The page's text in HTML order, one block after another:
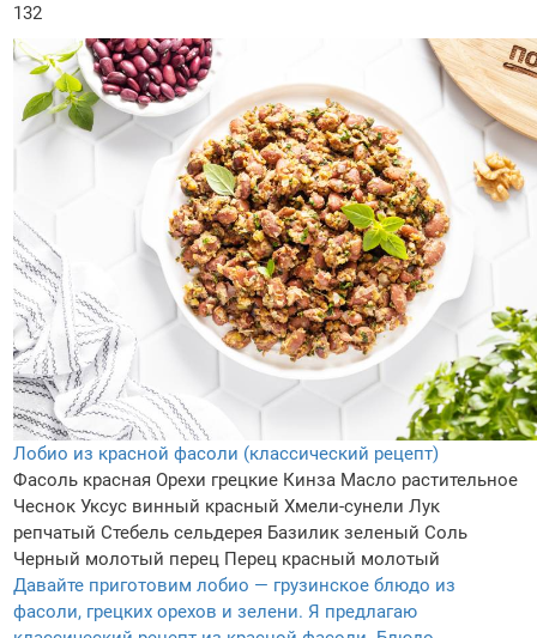
132
Лобио из красной фасоли (классический рецепт)
Фасоль красная Орехи грецкие Кинза Масло растительное
Чеснок Уксус винный красный Хмели-сунели Лук
репчатый Стебель сельдерея Базилик зеленый Соль
Черный молотый перец Перец красный молотый
Давайте приготовим лобио — грузинское блюдо из
фасоли, грецких орехов и зелени. Я предлагаю